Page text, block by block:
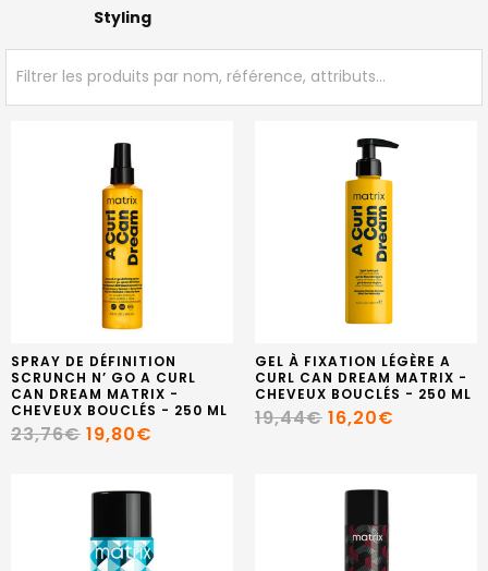
Styling
SPRAY DE DÉFINITION
SCRUNCH N’ GO A CURL
CAN DREAM MATRIX -
CHEVEUX BOUCLÉS - 250 ML
23,76€ 19,80€
GEL À FIXATION LÉGÈRE A
CURL CAN DREAM MATRIX -
CHEVEUX BOUCLÉS - 250 ML
19,44€ 16,20€